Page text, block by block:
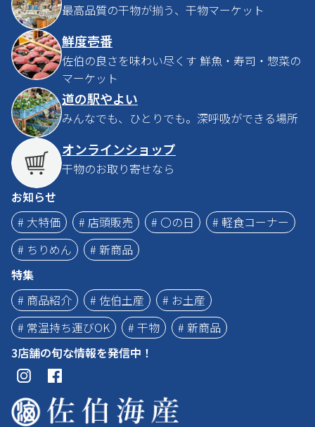
最高品質の干物が揃う、干物マーケット
鮮度壱番
佐伯の良さを味わい尽くす 鮮魚・寿司・惣菜の
マーケット
道の駅やよい
みんなでも、ひとりでも。深呼吸ができる場所
オンラインショップ
干物のお取り寄せなら
お知らせ
# 大特価
# 店頭販売 # 〇の日
# 軽食コーナー
# ちりめん
# 新商品
特集
# 商品紹介
# 佐伯土産
# お土産
# 常温持ち運びOK
# 干物
# 新商品
3店舗の旬な情報を発信中！